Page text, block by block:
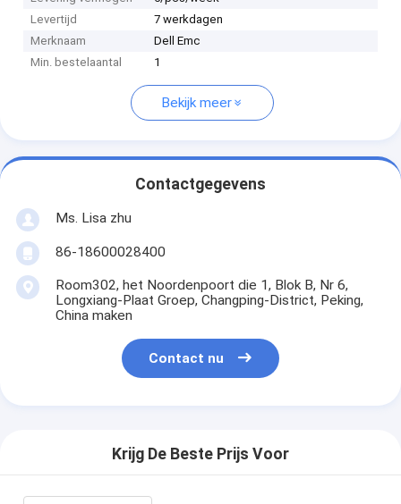
Levertijd
7 werkdagen
Merknaam
Dell Emc
Min. bestelaantal
1
Bekijk meer
Contactgegevens
Ms. Lisa zhu
86-18600028400
Room302, het Noordenpoort die 1, Blok B, Nr 6,
Longxiang-Plaat Groep, Changping-District, Peking,
China maken
Contact nu
Krijg De Beste Prijs Voor